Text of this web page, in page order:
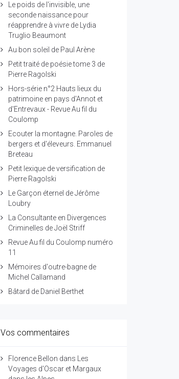
Le poids de l'invisible, une
seconde naissance pour
réapprendre à vivre de Lydia
Truglio Beaumont
Au bon soleil de Paul Arène
Petit traité de poésie tome 3 de
Pierre Ragolski
Hors-série n°2 Hauts lieux du
patrimoine en pays d'Annot et
d'Entrevaux - Revue Au fil du
Coulomp
Ecouter la montagne. Paroles de
bergers et d'éleveurs. Emmanuel
Breteau
Petit lexique de versification de
Pierre Ragolski
Le Garçon éternel de Jérôme
Loubry
La Consultante en Divergences
Criminelles de Joël Striff
Revue Au fil du Coulomp numéro
11
Mémoires d'outre-bagne de
Michel Callamand
Bâtard de Daniel Berthet
Vos commentaires
Florence Bellon dans
Les
Voyages d'Oscar et Margaux